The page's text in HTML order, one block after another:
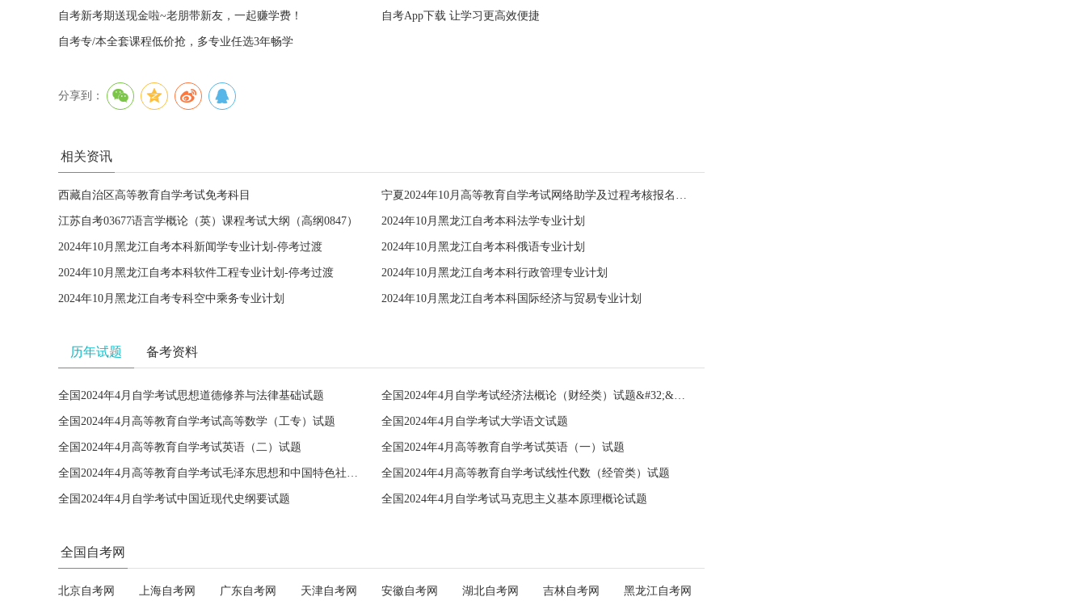
自考新考期送现金啦~老朋带新友，一起赚学费！ 自考App下载 让学习更高效便捷
自考专/本全套课程低价抢，多专业任选3年畅学
分享到：
相关资讯
西藏自治区高等教育自学考试免考科目 宁夏2024年10月高等教育自学考试网络助学及过程考核报名通告
江苏自考03677语言学概论（英）课程考试大纲（高纲0847） 2024年10月黑龙江自考本科法学专业计划
2024年10月黑龙江自考本科新闻学专业计划-停考过渡 2024年10月黑龙江自考本科俄语专业计划
2024年10月黑龙江自考本科软件工程专业计划-停考过渡 2024年10月黑龙江自考本科行政管理专业计划
2024年10月黑龙江自考专科空中乘务专业计划 2024年10月黑龙江自考本科国际经济与贸易专业计划
历年试题 备考资料
全国2024年4月自学考试思想道德修养与法律基础试题 全国2024年4月自学考试经济法概论（财经类）试题&#32;&#32;
全国2024年4月高等教育自学考试高等数学（工专）试题 全国2024年4月自学考试大学语文试题
全国2024年4月高等教育自学考试英语（二）试题 全国2024年4月高等教育自学考试英语（一）试题
全国2024年4月高等教育自学考试毛泽东思想和中国特色社会主义理论体系概论试题 全国2024年4月高等教育自学考试线性代数（经管类）试题
全国2024年4月自学考试中国近现代史纲要试题 全国2024年4月自学考试马克思主义基本原理概论试题
全国自考网
北京自考网 上海自考网 广东自考网 天津自考网 安徽自考网 湖北自考网 吉林自考网 黑龙江自考网